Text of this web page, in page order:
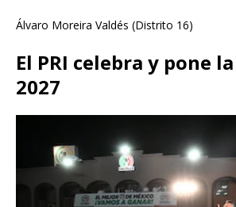
Álvaro Moreira Valdés (Distrito 16)
El PRI celebra y pone
2027